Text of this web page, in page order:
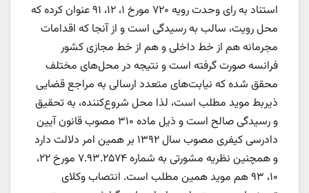
استناد به رای وحدت رویه ۷۲۰ مورخ ۱، ۱۲، ۹۱ عنوان کرده که
محل رویت، سالب به رسیدگی است و از آنجا که اقدامات
مجرمانه هم از خط داخلی و هم از خط مجازی کشور
فرانسه صورت گرفته است و نتیجه در محل‌های مختلف
محقق شده که نیابت‌های متعدد ارسالی به مراجع قضایی
ذیربط موید مطلب است، لذا محل شروع‌کننده، به تحقیق
و رسیدگی صالح است و ذیل ماده ۳۱۰ مصوب قانون آیین
دادرسی کیفری مصوب سال ۱۳۹۲ بر همین امر دلالت دارد
و همچنین نظریه مشورتی به شماره ۷.۹۳.۲۵۷۴ مورخ ۲۲،
۱۰، ۹۳ هم موید همین مطلب است. انتصاب وکلای